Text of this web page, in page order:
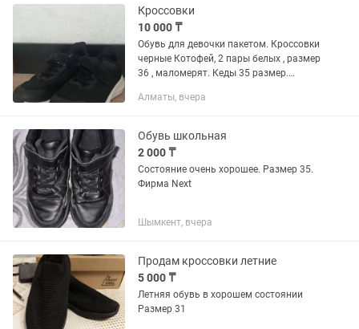
Кроссовки
10 000 ₸
Обувь для девочки пакетом. Кроссовки
черные Котофей, 2 пары белых , размер
36 , маломерят. Кеды 35 размер.
10 тыс.тг
Алматы, вчера
Обувь школьная
2 000 ₸
Состояние очень хорошее. Размер 35.
Фирма Next
Шымкент, вчера
Продам кроссовки летние
5 000 ₸
Летняя обувь в хорошем состоянии
Размер 31